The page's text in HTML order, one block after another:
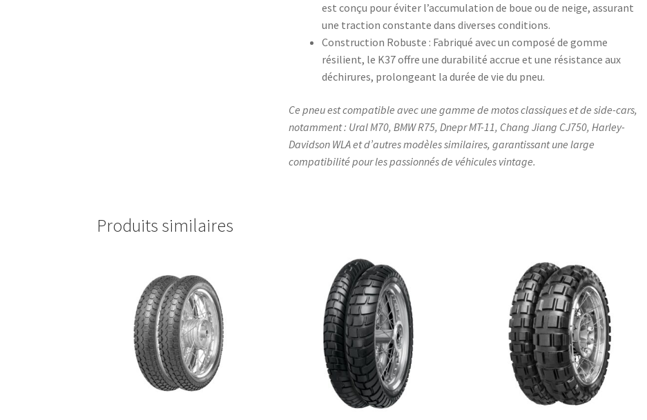
est conçu pour éviter l’accumulation de boue ou de neige, assurant
une traction constante dans diverses conditions.​
Construction Robuste : Fabriqué avec un composé de gomme
résilient, le K37 offre une durabilité accrue et une résistance aux
déchirures, prolongeant la durée de vie du pneu.​
Ce pneu est compatible avec une gamme de motos classiques et de side-cars,
notamment : Ural M70, BMW R75, Dnepr MT-11, Chang Jiang CJ750, Harley-
Davidson WLA et d’autres modèles similaires, garantissant une large
compatibilité pour les passionnés de véhicules vintage.
Produits similaires